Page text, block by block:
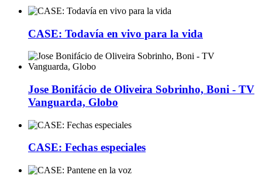
CASE: Todavía en vivo para la vida
Jose Bonifácio de Oliveira Sobrinho, Boni - TV
Vanguarda, Globo
CASE: Fechas especiales